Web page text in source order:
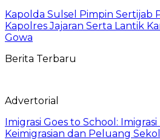
Kapolda Sulsel Pimpin Sertijab
Kapolres Jajaran Serta Lantik
Gowa
Berita Terbaru
Advertorial
Imigrasi Goes to School:
Keimigrasian dan Peluang